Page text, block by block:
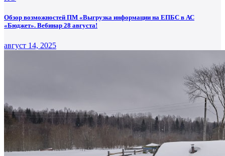
Обзор возможностей ПМ «Выгрузка информации на ЕПБС в АС
«Бюджет». Вебинар 28 августа!
август 14, 2025